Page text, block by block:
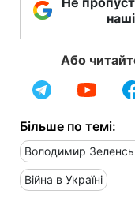
Або
Більше по темі:
Володимир
Війна в Україні